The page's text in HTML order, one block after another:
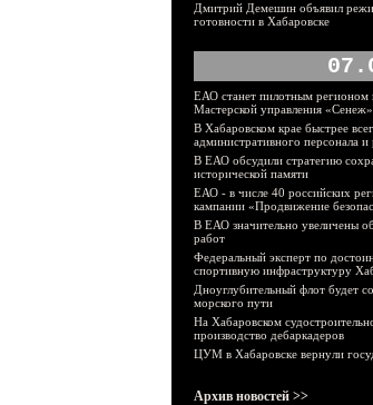
Дмитрий Демешин объявил
готовности в Хабаровске
ЕАО станет пилотным регионом
Мастерской управления «Сенеж»
В Хабаровском крае быстрее
административного персонала и
В ЕАО обсудили стратегию
исторической памяти
ЕАО - в числе 40 российских
кампании «Продвижение
В ЕАО значительно увеличены
работ
Федеральный эксперт по
спортивную инфраструктуру
Дноуглубительный флот будет
морского пути
На Хабаровском
производство дебаркадеров
ЦУМ в Хабаровске вернули
Архив новостей >>